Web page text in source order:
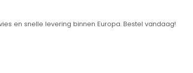
en snelle levering binnen Europa. Bestel vandaag!